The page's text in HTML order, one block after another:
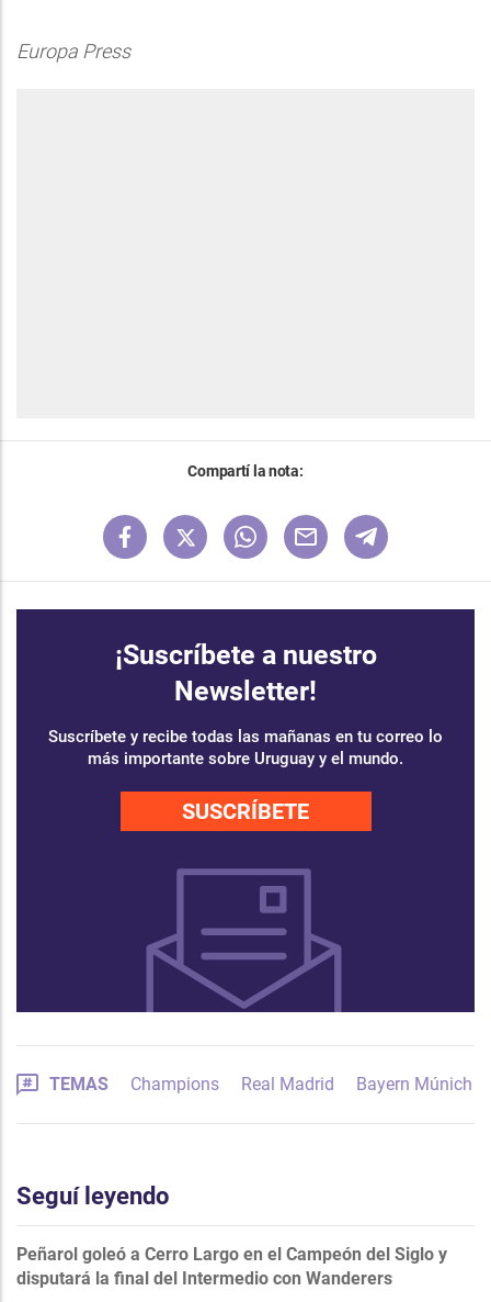
Europa Press
Compartí la nota:
¡Suscríbete a nuestro
Newsletter!
Suscríbete y recibe todas las mañanas en tu correo lo
más importante sobre Uruguay y el mundo.
SUSCRÍBETE
TEMAS Champions Real Madrid Bayern Múnich
Seguí leyendo
Peñarol goleó a Cerro Largo en el Campeón del Siglo y
disputará la final del Intermedio con Wanderers